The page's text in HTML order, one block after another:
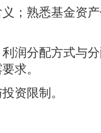
熟悉基金资产
分配方式与分
求。
资限制。